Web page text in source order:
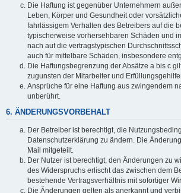
Die Haftung ist gegenüber Unternehmern
Leben, Körper und Gesundheit oder
fahrlässigem Verhalten des Betreibers auf die
typischerweise vorhersehbaren Schäden und
nach auf die vertragstypischen
auch für mittelbare Schäden, insbesondere
Die Haftungsbegrenzung der Absätze a bis c
zugunsten der Mitarbeiter und
Ansprüche für eine Haftung aus zwingendem
unberührt.
6. ÄNDERUNGSVORBEHALT
Der Betreiber ist berechtigt, die
Datenschutzerklärung zu ändern. Die
Mail mitgeteilt.
Der Nutzer ist berechtigt, den Änderungen zu
des Widerspruchs erlischt das zwischen dem
bestehende Vertragsverhältnis mit sofortiger
Die Änderungen gelten als anerkannt und